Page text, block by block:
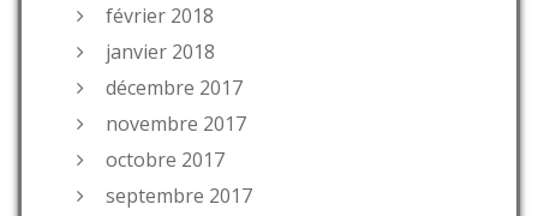
février 2018
janvier 2018
décembre 2017
novembre 2017
octobre 2017
septembre 2017